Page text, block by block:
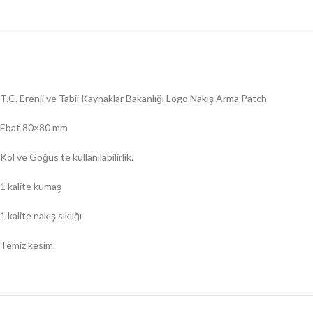
T.C. Erenji ve Tabii Kaynaklar Bakanlığı Logo Nakış Arma Patch
Ebat 80×80 mm
Kol ve Göğüs te kullanılabilirlik.
1 kalite kumaş
1 kalite nakış sıklığı
Temiz kesim.